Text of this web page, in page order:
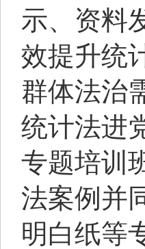
示、资料
效提升统
群体法治
统计法进
专题培训
法案例并
明白纸等